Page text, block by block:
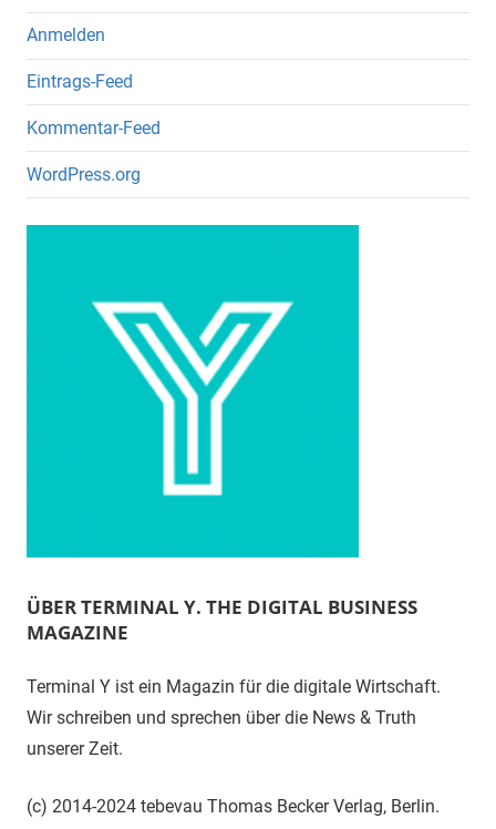
Anmelden
Eintrags-Feed
Kommentar-Feed
WordPress.org
ÜBER TERMINAL Y. THE DIGITAL BUSINESS
MAGAZINE
Terminal Y ist ein Magazin für die digitale Wirtschaft.
Wir schreiben und sprechen über die News & Truth
unserer Zeit.
(c) 2014-2024 tebevau Thomas Becker Verlag, Berlin.